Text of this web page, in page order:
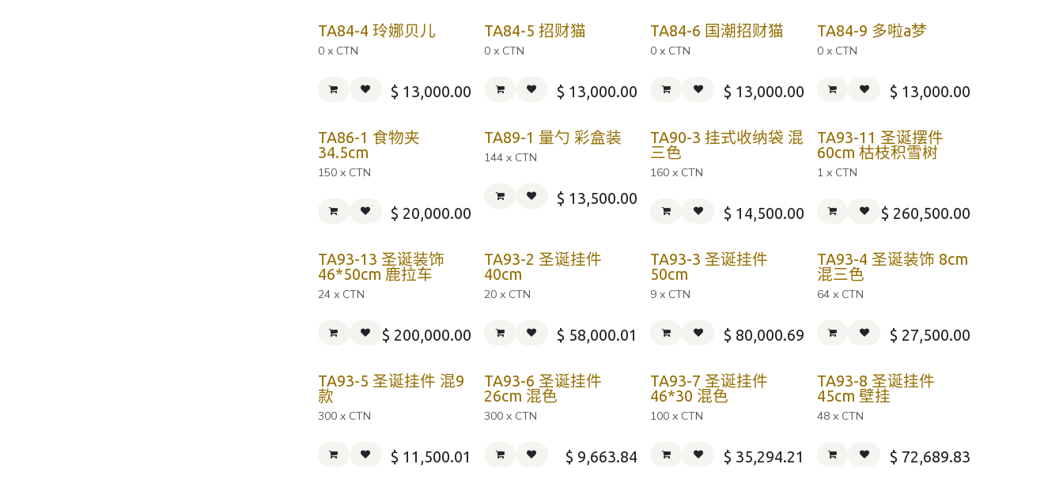
TA84-4 玲娜贝儿
0 x CTN
$ 13,000.00
TA84-5 招财猫
0 x CTN
$ 13,000.00
TA84-6 国潮招财猫
0 x CTN
$ 13,000.00
TA84-9 多啦a梦
0 x CTN
$ 13,000.00
TA86-1 食物夹
34.5cm
150 x CTN
$ 20,000.00
TA89-1 量勺 彩盒装
144 x CTN
$ 13,500.00
TA90-3 挂式收纳袋 混
三色
160 x CTN
$ 14,500.00
TA93-11 圣诞摆件
60cm 枯枝积雪树
1 x CTN
$ 260,500.00
TA93-13 圣诞装饰
46*50cm 鹿拉车
24 x CTN
$ 200,000.00
TA93-2 圣诞挂件
40cm
20 x CTN
$ 58,000.01
TA93-3 圣诞挂件
50cm
9 x CTN
$ 80,000.69
TA93-4 圣诞装饰 8cm
混三色
64 x CTN
$ 27,500.00
TA93-5 圣诞挂件 混9
款
300 x CTN
$ 11,500.01
TA93-6 圣诞挂件
26cm 混色
300 x CTN
$ 9,663.84
TA93-7 圣诞挂件
46*30 混色
100 x CTN
$ 35,294.21
TA93-8 圣诞挂件
45cm 壁挂
48 x CTN
$ 72,689.83